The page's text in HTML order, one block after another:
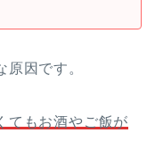
因です。
てもお酒やご飯が